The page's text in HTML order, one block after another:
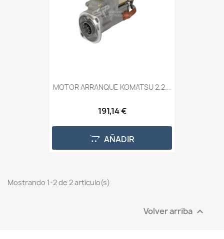
MOTOR ARRANQUE KOMATSU 2.2...
191,14 €
AÑADIR
Mostrando 1-2 de 2 artículo(s)
Volver arriba 